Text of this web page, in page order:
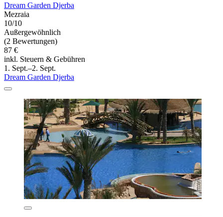
Dream Garden Djerba
Mezraia
10/10
Außergewöhnlich
(2 Bewertungen)
87 €
inkl. Steuern & Gebühren
1. Sept.–2. Sept.
Dream Garden Djerba